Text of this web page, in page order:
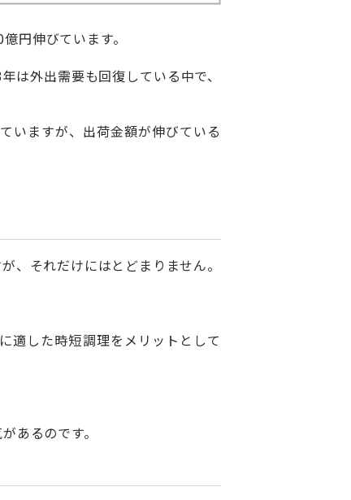
円伸びています。
は外出需要も回復している中で、
いますが、出荷金額が伸びている
、それだけにはとどまりません。
適した時短調理をメリットとして
あるのです。